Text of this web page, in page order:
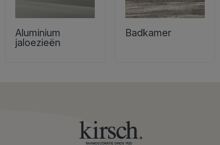
Aluminium
jaloezieën
Badkamer